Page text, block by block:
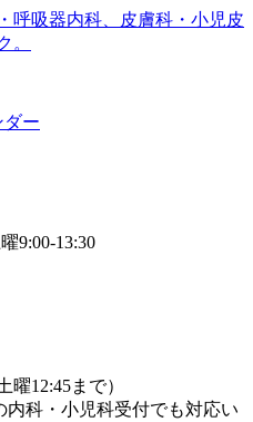
ダー
9:00-13:30
曜12:45まで）
内科・小児科受付でも対応い